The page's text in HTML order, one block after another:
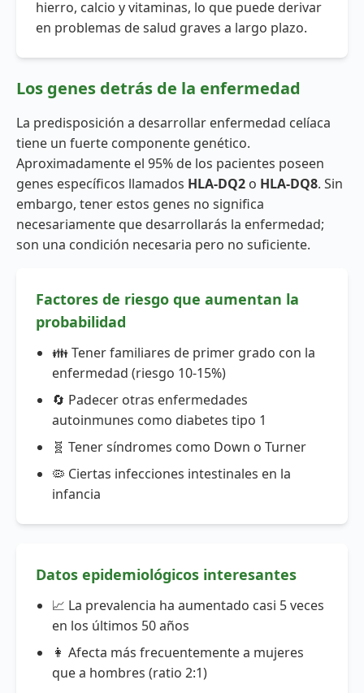
hierro, calcio y vitaminas, lo que puede derivar
en problemas de salud graves a largo plazo.
Los genes detrás de la enfermedad
La predisposición a desarrollar enfermedad celíaca
tiene un fuerte componente genético.
Aproximadamente el 95% de los pacientes poseen
genes específicos llamados HLA-DQ2 o HLA-DQ8. Sin
embargo, tener estos genes no significa
necesariamente que desarrollarás la enfermedad;
son una condición necesaria pero no suficiente.
Factores de riesgo que aumentan la
probabilidad
👪 Tener familiares de primer grado con la
enfermedad (riesgo 10-15%)
🔄 Padecer otras enfermedades
autoinmunes como diabetes tipo 1
🧬 Tener síndromes como Down o Turner
🦠 Ciertas infecciones intestinales en la
infancia
Datos epidemiológicos interesantes
📈 La prevalencia ha aumentado casi 5 veces
en los últimos 50 años
👩 Afecta más frecuentemente a mujeres
que a hombres (ratio 2:1)